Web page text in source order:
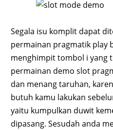
Segala isu komplit dapat
permainan pragmatik play
menghimpit tombol i yang
permainan demo slot
dan menang taruhan,
butuh kamu lakukan
yaitu kumpulkan duwit
dipasang. Sesudah anda